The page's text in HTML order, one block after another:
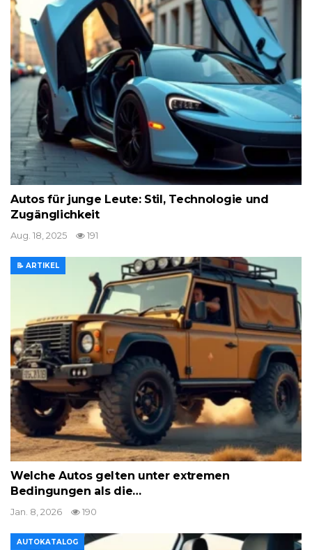
Autos für junge Leute: Stil, Technologie und
Zugänglichkeit
Aug. 18, 2025 191
📝 ARTIKEL
Welche Autos gelten unter extremen
Bedingungen als die…
Jan. 8, 2026 190
AUTOKATALOG